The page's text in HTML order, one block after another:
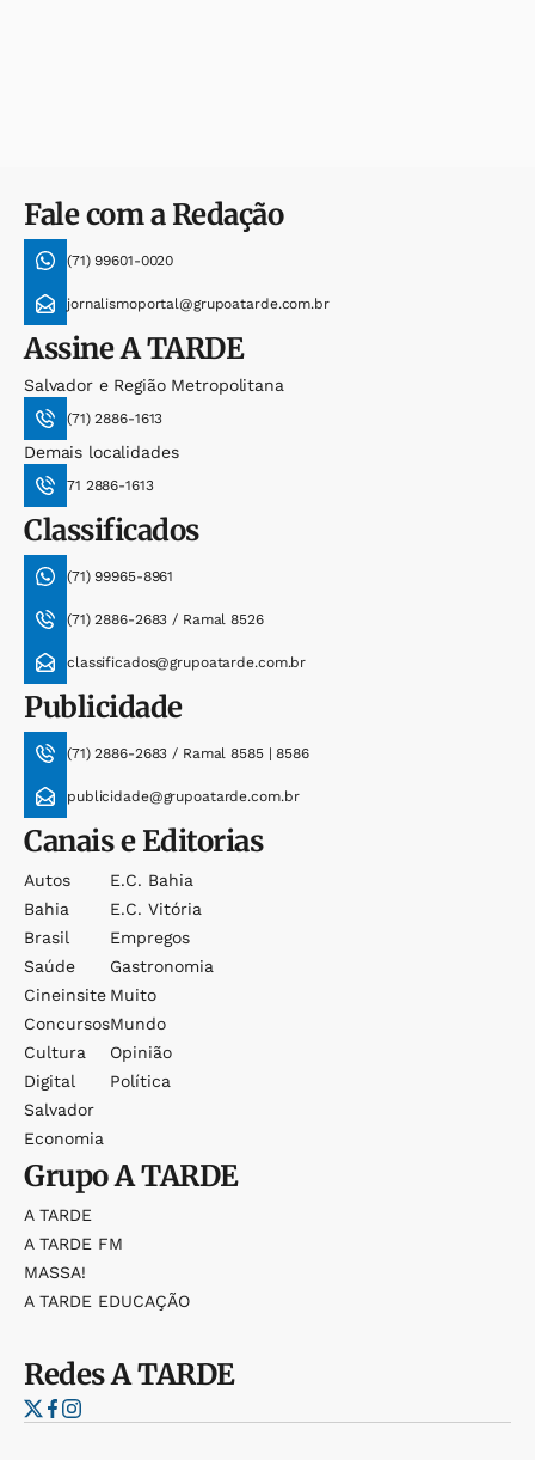
Fale com a Redação
(71) 99601-0020
jornalismoportal@grupoatarde.com.br
AssineA TARDE
Salvador e Região Metropolitana
(71) 2886-1613
Demais localidades
71 2886-1613
Classificados
(71) 99965-8961
(71) 2886-2683 / Ramal 8526
classificados@grupoatarde.com.br
Publicidade
(71) 2886-2683 / Ramal 8585 | 8586
publicidade@grupoatarde.com.br
Canais e Editorias
Autos
Bahia
Brasil
Saúde
Cineinsite
Concursos
Cultura
Digital
Salvador
Economia
E.c. Bahia
E.c. Vitória
Empregos
Gastronomia
Muito
Mundo
Opinião
Política
GrupoA TARDE
A TARDE
A TARDE FM
MASSA!
A TARDE EDUCAÇÃO
RedesA TARDE